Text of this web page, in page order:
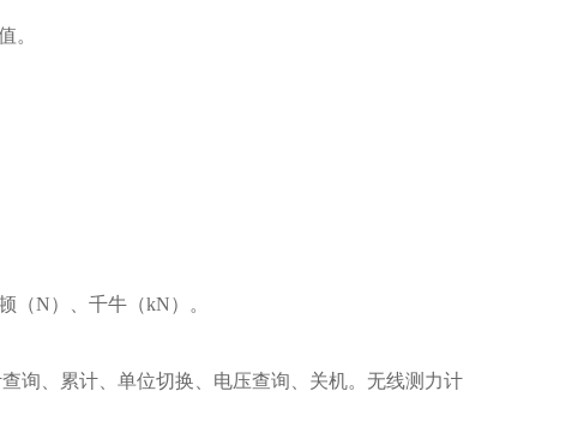
。
（N）、千牛（kN）。
询、累计、单位切换、电压查询、关机。无线测力计